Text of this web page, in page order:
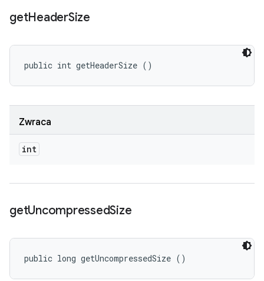
getHeaderSize
public int getHeaderSize ()
Zwraca
int
getUncompressedSize
public long getUncompressedSize ()